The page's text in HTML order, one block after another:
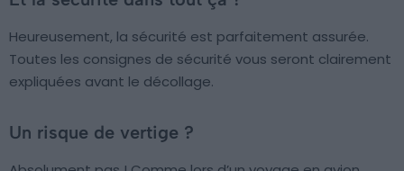
Heureusement, la sécurité est parfaitement assurée.
Toutes les consignes de sécurité vous seront clairement
expliquées avant le décollage.
Un risque de vertige ?